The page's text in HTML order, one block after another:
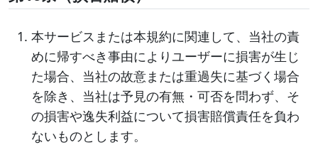
本サービスまたは本規約に関連して、当社の責
めに帰すべき事由によりユーザーに損害が生じ
た場合、当社の故意または重過失に基づく場合
を除き、当社は予見の有無・可否を問わず、そ
の損害や逸失利益について損害賠償責任を負わ
ないものとします。